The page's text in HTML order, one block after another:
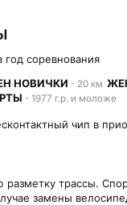
год соревнования
НОВИЧКИ - 20 км
- 1977 г.р. и моложе
чип в
разметку трассы.
замены